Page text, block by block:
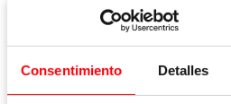
Consentimiento Detalles
rápidamente mediante una
la regulación de la presión
cabo con una llave